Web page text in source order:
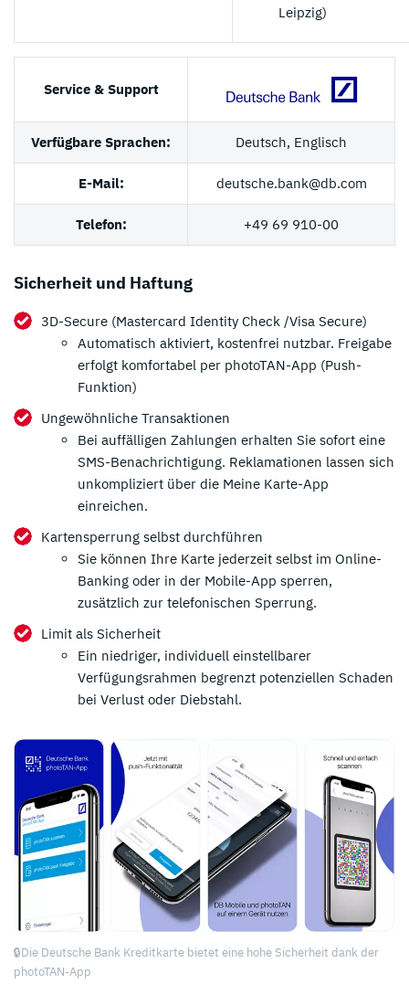
Leipzig)
Service & Support
Verfügbare Sprachen: Deutsch, Englisch
E-Mail: deutsche.bank@db.com
Telefon: +49 69 910-00
Sicherheit und Haftung
3D-Secure (Mastercard Identity Check /Visa Secure)
Automatisch aktiviert, kostenfrei nutzbar. Freigabe
erfolgt komfortabel per photoTAN-App (Push-
Funktion)
Ungewöhnliche Transaktionen
Bei auffälligen Zahlungen erhalten Sie sofort eine
SMS-Benachrichtigung. Reklamationen lassen sich
unkompliziert über die Meine Karte-App
einreichen.
Kartensperrung selbst durchführen
Sie können Ihre Karte jederzeit selbst im Online-
Banking oder in der Mobile-App sperren,
zusätzlich zur telefonischen Sperrung.
Limit als Sicherheit
Ein niedriger, individuell einstellbarer
Verfügungsrahmen begrenzt potenziellen Schaden
bei Verlust oder Diebstahl.
🔒Die Deutsche Bank Kreditkarte bietet eine hohe Sicherheit dank der
photoTAN-App
Zum Anbieter